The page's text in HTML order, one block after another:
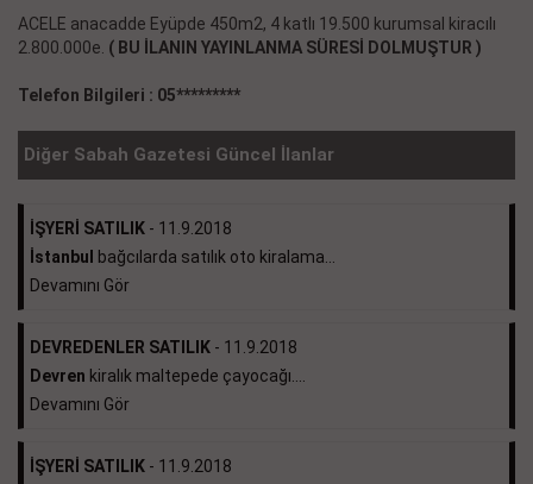
ACELE anacadde Eyüpde 450m2, 4 katlı 19.500 kurumsal kiracılı
2.800.000e. ( BU İLANIN YAYINLANMA SÜRESİ DOLMUŞTUR )
Telefon Bilgileri : 05*********
Diğer Sabah Gazetesi Güncel İlanlar
İŞYERİ SATILIK - 11.9.2018
İstanbul
bağcılarda satılık oto kiralama...
Devamını Gör
DEVREDENLER SATILIK - 11.9.2018
Devren kiralık maltepede çayocağı....
Devamını Gör
İŞYERİ SATILIK - 11.9.2018